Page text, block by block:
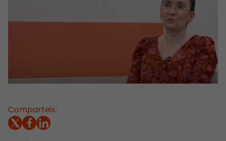
Comparteix: